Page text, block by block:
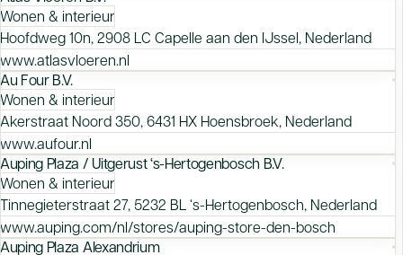
Wonen & interieur
Hoofdweg 10n, 2908 LC Capelle aan den IJssel, Nederland
www.atlasvloeren.nl
Au Four B.V.
Wonen & interieur
Akerstraat Noord 350, 6431 HX Hoensbroek, Nederland
www.aufour.nl
Auping Plaza / Uitgerust ‘s-Hertogenbosch B.V.
Wonen & interieur
Tinnegieterstraat 27, 5232 BL ‘s-Hertogenbosch, Nederland
www.auping.com/nl/stores/auping-store-den-bosch
Auping Plaza Alexandrium